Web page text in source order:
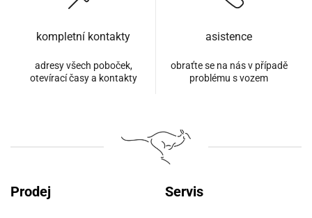
kompletní kontakty
adresy všech poboček,
otevírací časy a kontakty
asistence
obraťte se na nás v případě
problému s vozem
Prodej Servis